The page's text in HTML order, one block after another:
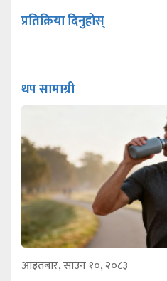
प्रतिक्रिया दिनुहोस्
थप सामाग्री
आइतबार, साउन १०, २०८३